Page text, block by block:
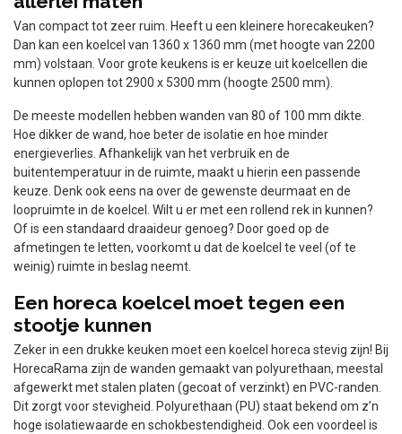
Van compact tot zeer ruim. Heeft u een kleinere horecakeuken?
Dan kan een koelcel van 1360 x 1360 mm (met hoogte van 2200
mm) volstaan. Voor grote keukens is er keuze uit koelcellen die
kunnen oplopen tot 2900 x 5300 mm (hoogte 2500 mm).
De meeste modellen hebben wanden van 80 of 100 mm dikte.
Hoe dikker de wand, hoe beter de isolatie en hoe minder
energieverlies. Afhankelijk van het verbruik en de
buitentemperatuur in de ruimte, maakt u hierin een passende
keuze. Denk ook eens na over de gewenste deurmaat en de
loopruimte in de koelcel. Wilt u er met een rollend rek in kunnen?
Of is een standaard draaideur genoeg? Door goed op de
afmetingen te letten, voorkomt u dat de koelcel te veel (of te
weinig) ruimte in beslag neemt.
Een horeca koelcel moet tegen een
stootje kunnen
Zeker in een drukke keuken moet een koelcel horeca stevig zijn! Bij
HorecaRama zijn de wanden gemaakt van polyurethaan, meestal
afgewerkt met stalen platen (gecoat of verzinkt) en PVC-randen.
Dit zorgt voor stevigheid. Polyurethaan (PU) staat bekend om z’n
hoge isolatiewaarde en schokbestendigheid. Ook een voordeel is